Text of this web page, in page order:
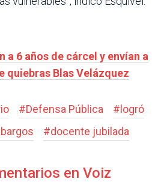
a 6 años de cárcel y envían a
quiebras Blas Velázquez
#Defensa Pública #logró
#docente jubilada
en Voiz